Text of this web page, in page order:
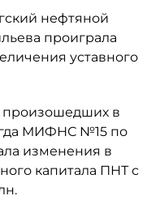
нефтяной
проиграла
уставного
произошедших в
МИФНС №15 по
изменения в
капитала ПНТ с